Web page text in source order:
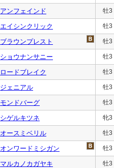
アンフェインド 牡3
エイシンクリック 牡3
ブラウンプレスト 牡3
ショウナンサニー 牡3
ロードブレイク 牡3
ジェニアル 牡3
モンドバーグ 牡3
シゲルキツネ 牝3
オースミベリル 牡3
オンワードミシガン 牡3
マルカノカガヤキ 牡3